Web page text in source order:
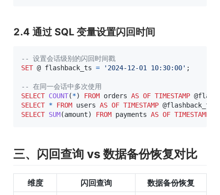
2.4 通过 SQL 变量设置闪回时间
-- 设置会话级别的闪回时间戳
SET @ flashback_ts = '2024-12-01 10:30:00' ;
-- 在同一会话中多次使用
SELECT COUNT(*) FROM orders AS OF TIMESTAMP
SELECT * FROM users AS OF TIMESTAMP @flashback_ts
SELECT SUM(amount) FROM payments AS OF TIMESTAMP
三、闪回查询 vs 数据备份恢复对比
维度 闪回查询
数据备份恢复